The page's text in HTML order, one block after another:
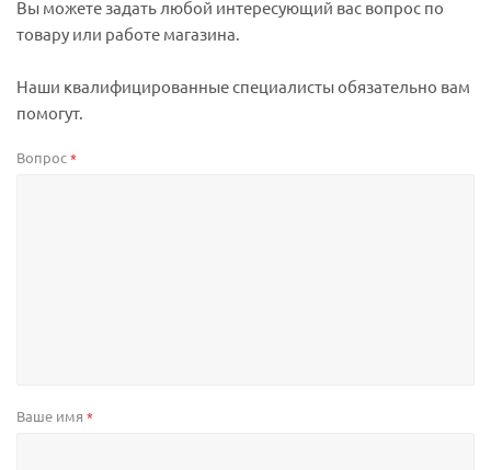
Вы можете задать любой интересующий вас вопрос по
товару или работе магазина.
Наши квалифицированные специалисты обязательно вам
помогут.
Вопрос*
Ваше имя *